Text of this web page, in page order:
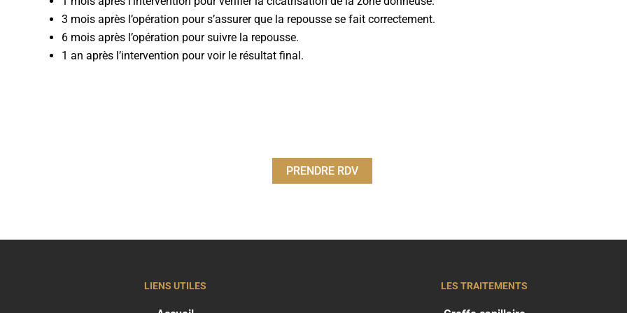
3 mois après l’opération pour s’assurer que la repousse se fait correctement.
6 mois après l’opération pour suivre la repousse.
1 an après l’intervention pour voir le résultat final.
PRENDRE RDV
LIENS UTILES LES TRAITEMENTS